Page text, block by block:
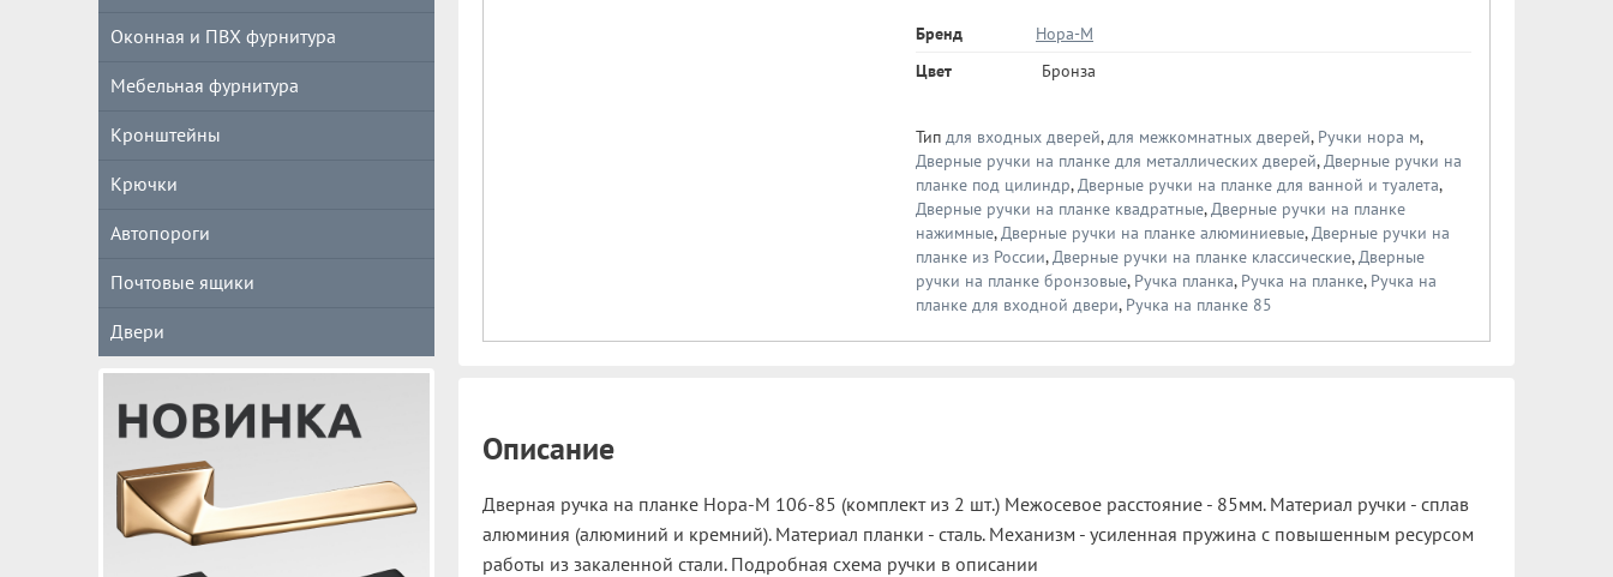
Оконная и ПВХ фурнитура
Мебельная фурнитура
Кронштейны
Крючки
Автопороги
Почтовые ящики
Двери
Бренд
Нора-М
Цвет
Бронза
Тип для входных дверей,для межкомнатных дверей, Ручки нора м,
Дверные ручки на планке для металлических дверей,Дверные ручки на
планке под цилиндр,Дверные ручки на планке для ванной и туалета,
Дверные ручки на планке квадратные,Дверные ручки на планке
нажимные,Дверные ручки на планке алюминиевые,Дверные ручки на
планке из России,Дверные ручки на планке классические,Дверные
ручки на планке бронзовые, Ручка планка, Ручка на планке, Ручка на
планке для входной двери, Ручка на планке 85
Описание
Дверная ручка на планке Нора-М 106-85 (комплект из 2 шт.) Межосевое расстояние - 85мм. Материал ручки - сплав
алюминия (алюминий и кремний). Материал планки - сталь. Механизм - усиленная пружина с повышенным ресурсом
работы из закаленной стали. Подробная схема ручки в описании